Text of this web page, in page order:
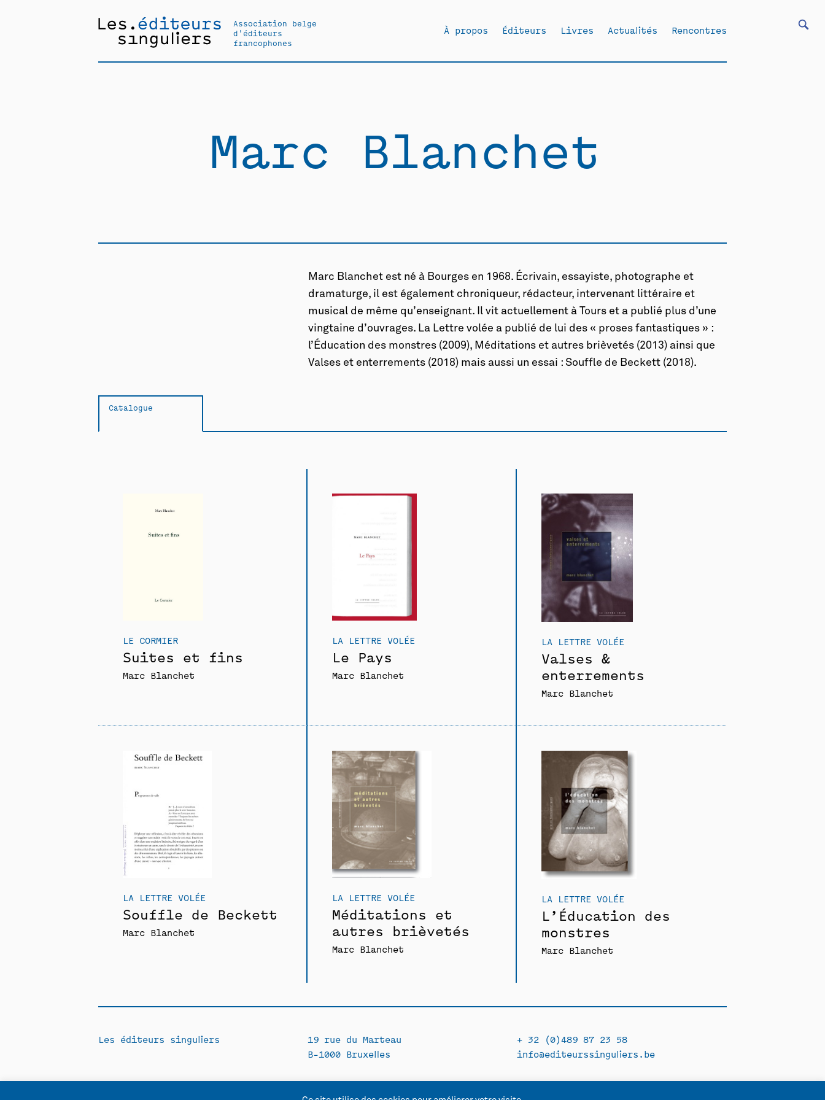
Association belge
d'éditeurs
francophones
À propos Éditeurs Livres Actualités Rencontres
Marc Blanchet
Marc Blanchet est né à Bourges en 1968. Écrivain, essayiste, photographe et
dramaturge, il est également chroniqueur, rédacteur, intervenant littéraire et
musical de même qu’enseignant. Il vit actuellement à Tours et a publié plus d’une
vingtaine d’ouvrages. La Lettre volée a publié de lui des « proses fantastiques » :
l’Éducation des monstres (2009), Méditations et autres brièvetés (2013) ainsi que
Valses et enterrements (2018) mais aussi un essai : Souffle de Beckett (2018).
Catalogue
LE CORMIER
Suites et fins
Marc Blanchet
LA LETTRE VOLÉE
Le Pays
Marc Blanchet
LA LETTRE VOLÉE
Valses &
enterrements
Marc Blanchet
LA LETTRE VOLÉE
Souffle de Beckett
Marc Blanchet
LA LETTRE VOLÉE
Méditations et
autres brièvetés
Marc Blanchet
LA LETTRE VOLÉE
L’Éducation des
monstres
Marc Blanchet
Les éditeurs singuliers
19 rue du Marteau
B-1000 Bruxelles
+ 32 (0)489 87 23 58
info@editeurssinguliers.be